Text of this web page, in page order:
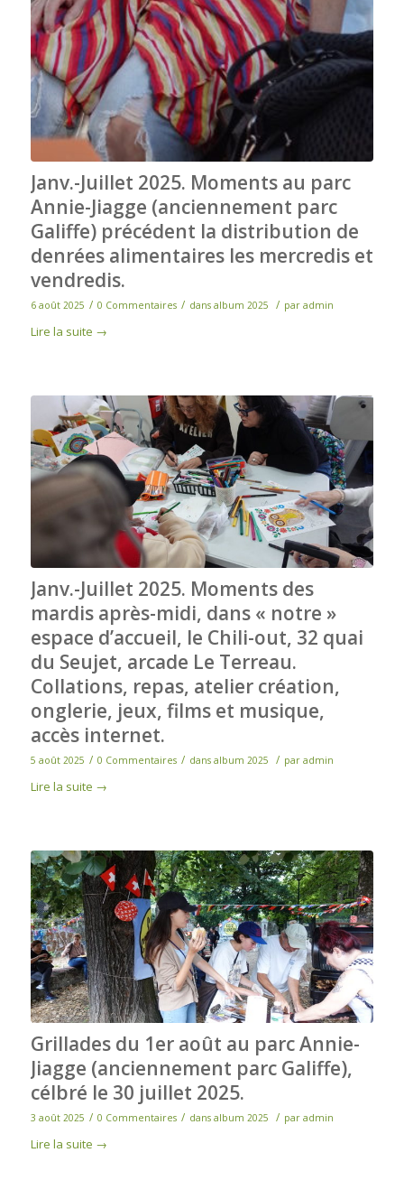
Janv.-Juillet 2025. Moments au parc
Annie-Jiagge (anciennement parc
Galiffe) précédent la distribution de
denrées alimentaires les mercredis et
vendredis.
6 août 2025 / 0 Commentaires / dans album 2025 / par admin
Lire la suite →
Janv.-Juillet 2025. Moments des
mardis après-midi, dans « notre »
espace d’accueil, le Chili-out, 32 quai
du Seujet, arcade Le Terreau.
Collations, repas, atelier création,
onglerie, jeux, films et musique,
accès internet.
5 août 2025 / 0 Commentaires / dans album 2025 / par admin
Lire la suite →
Grillades du 1er août au parc Annie-
Jiagge (anciennement parc Galiffe),
célbré le 30 juillet 2025.
3 août 2025 / 0 Commentaires / dans album 2025 / par admin
Lire la suite →